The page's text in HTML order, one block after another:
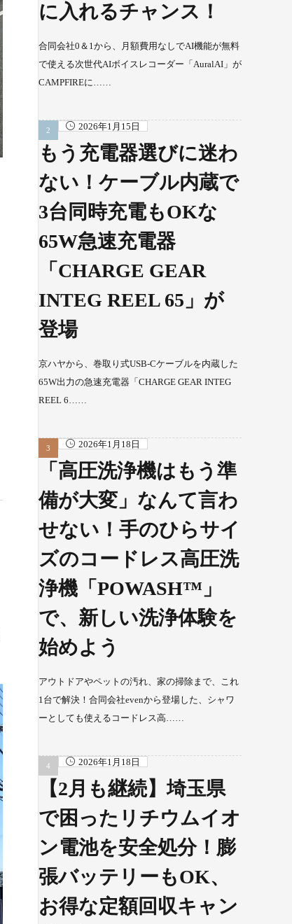
に入れるチャンス！
合同会社0＆1から、月額費用なしでAI機能が無料
で使える次世代AIボイスレコーダー「AuralAI」が
CAMPFIREに……
2026年1月15日
もう充電器選びに迷わ
ない！ケーブル内蔵で
3台同時充電もOKな
65W急速充電器
「CHARGE GEAR
INTEG REEL 65」が
登場
京ハヤから、巻取り式USB-Cケーブルを内蔵した
65W出力の急速充電器「CHARGE GEAR INTEG
REEL 6……
2026年1月18日
「高圧洗浄機はもう準
備が大変」なんて言わ
せない！手のひらサイ
ズのコードレス高圧洗
浄機「POWASH™」
で、新しい洗浄体験を
始めよう
アウトドアやペットの汚れ、家の掃除まで、これ
1台で解決！合同会社evenから登場した、シャワ
ーとしても使えるコードレス高……
2026年1月18日
【2月も継続】埼玉県
で困ったリチウムイオ
ン電池を安全処分！膨
張バッテリーもOK、
お得な定額回収キャン